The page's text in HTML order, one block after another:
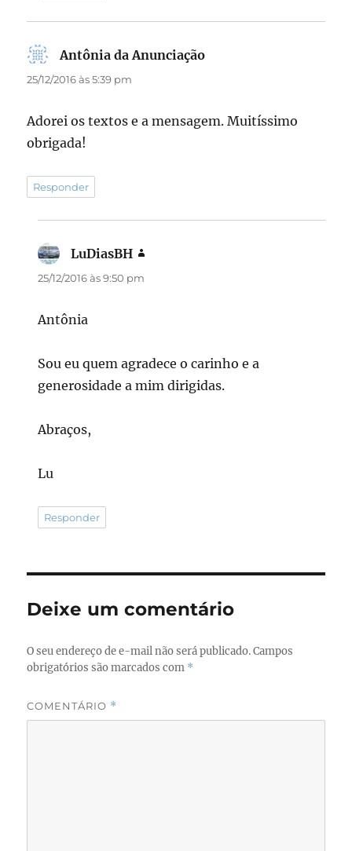
Antônia da Anunciação
25/12/2016 às 5:39 pm
Adorei os textos e a mensagem. Muitíssimo
obrigada!
Responder
LuDiasBH
25/12/2016 às 9:50 pm
Antônia
Sou eu quem agradece o carinho e a
generosidade a mim dirigidas.
Abraços,
Lu
Responder
Deixe um comentário
O seu endereço de e-mail não será publicado. Campos
obrigatórios são marcados com *
COMENTÁRIO *